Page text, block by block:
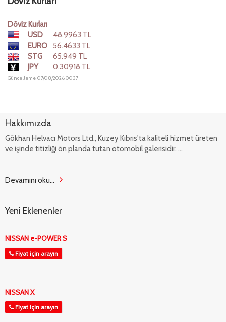
Döviz Kurları
USD
48.9963 TL
EURO
56.4633 TL
STG
65.949 TL
JPY
0.30918 TL
Güncelleme: 07/08/2026 00:37
Hakkımızda
Gökhan Helvacı Motors Ltd., Kuzey Kıbrıs'ta kaliteli hizmet üreten
ve işinde titizliği ön planda tutan otomobil galerisidir. ...
Devamını oku...
Yeni Eklenenler
NISSAN e-POWER S
Fiyat için arayın
NISSAN X
Fiyat için arayın